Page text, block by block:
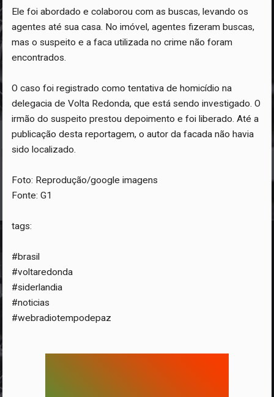
Ele foi abordado e colaborou com as buscas, levando os
agentes até sua casa. No imóvel, agentes fizeram buscas,
mas o suspeito e a faca utilizada no crime não foram
encontrados.
O caso foi registrado como tentativa de homicídio na
delegacia de Volta Redonda, que está sendo investigado. O
irmão do suspeito prestou depoimento e foi liberado. Até a
publicação desta reportagem, o autor da facada não havia
sido localizado.
Foto: Reprodução/google imagens
Fonte: G1
tags:
#brasil
#voltaredonda
#siderlandia
#noticias
#webradiotempodepaz